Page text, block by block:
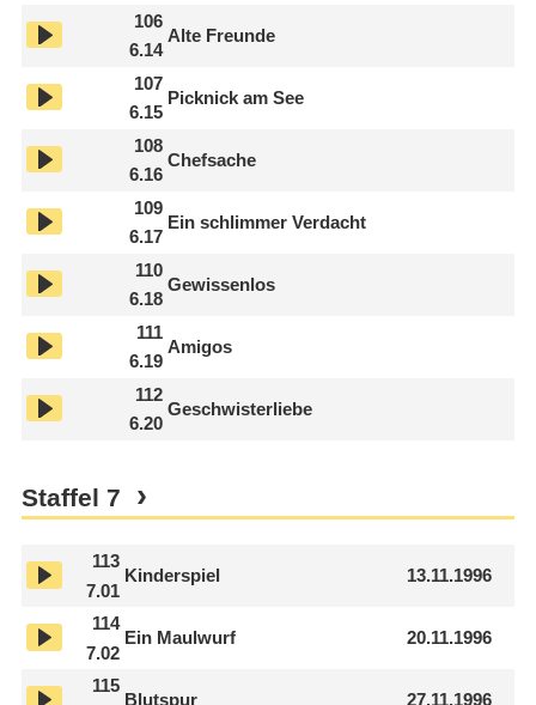
106
6.14
Alte Freunde
107
6.15
Picknick am See
108
6.16
Chefsache
109
6.17
Ein schlimmer Verdacht
110
6.18
Gewissenlos
111
6.19
Amigos
112
6.20
Geschwisterliebe
Staffel 7
113
7.01
Kinderspiel 13.11.1996
114
7.02
Ein Maulwurf 20.11.1996
115
Blutspur 27.11.1996